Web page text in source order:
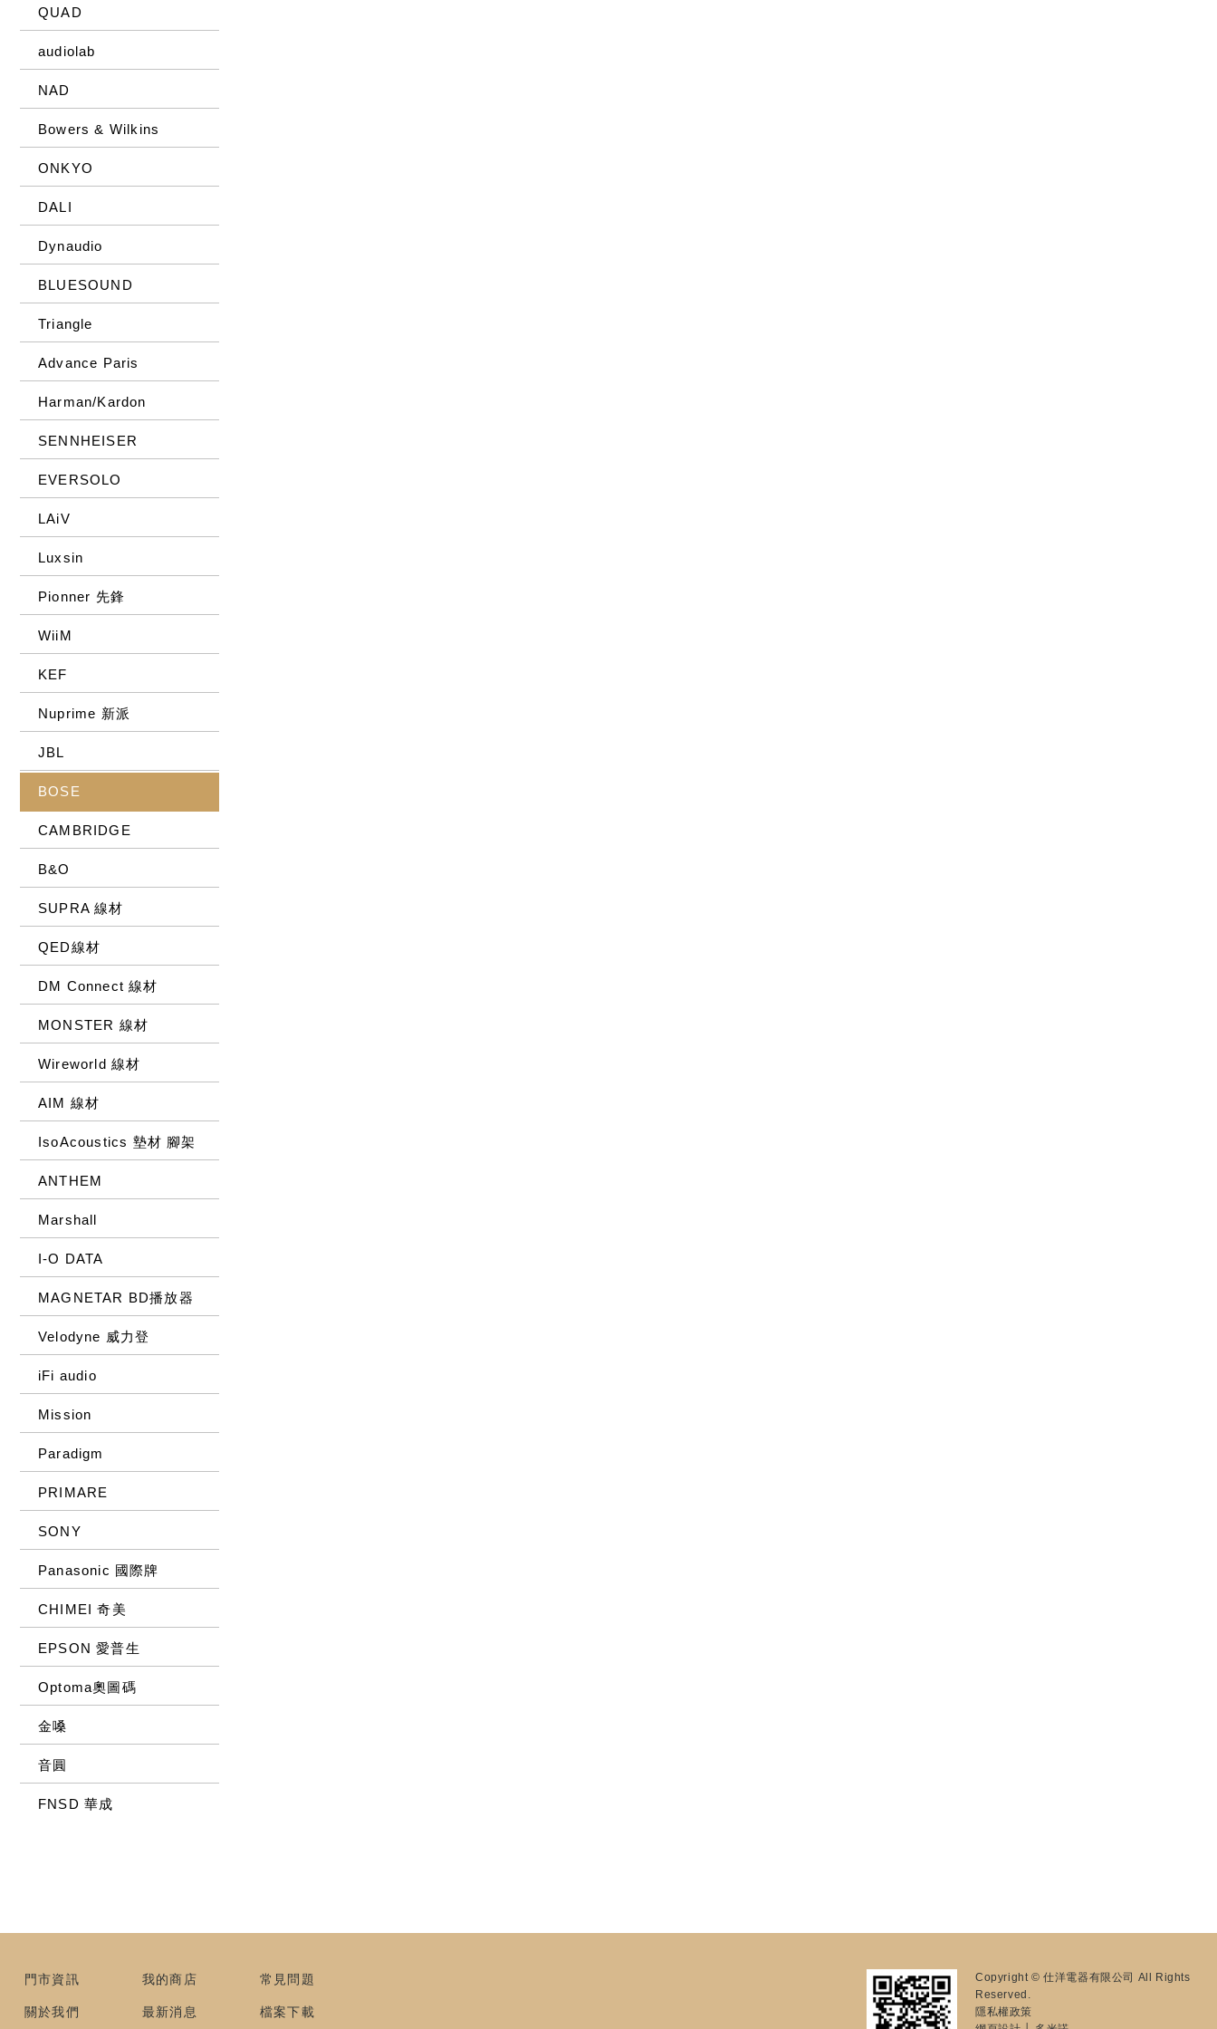
QUAD
audiolab
NAD
Bowers & Wilkins
ONKYO
DALI
Dynaudio
BLUESOUND
Triangle
Advance Paris
Harman/Kardon
SENNHEISER
EVERSOLO
LAiV
Luxsin
Pionner 先鋒
WiiM
KEF
Nuprime 新派
JBL
BOSE
CAMBRIDGE
B&O
SUPRA 線材
QED線材
DM Connect 線材
MONSTER 線材
Wireworld 線材
AIM 線材
IsoAcoustics 墊材 腳架
ANTHEM
Marshall
I-O DATA
MAGNETAR BD播放器
Velodyne 威力登
iFi audio
Mission
Paradigm
PRIMARE
SONY
Panasonic 國際牌
CHIMEI 奇美
EPSON 愛普生
Optoma奧圖碼
金嗓
音圓
FNSD 華成
門市資訊
關於我們
我的商店
最新消息
常見問題
檔案下載
Copyright © 仕洋電器有限公司 All Rights
Reserved.
隱私權政策